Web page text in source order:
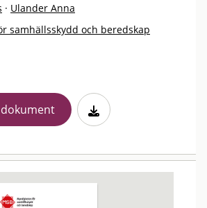
· Ulander Anna
samhällsskydd och beredskap